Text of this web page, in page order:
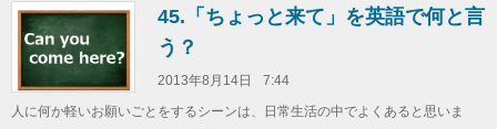
45.「ちょっと来て」を英語で何と言
う？
2013年8月14日
7:44
人に何か軽いお願いごとをするシーンは、日常生活の中でよくあると思いま